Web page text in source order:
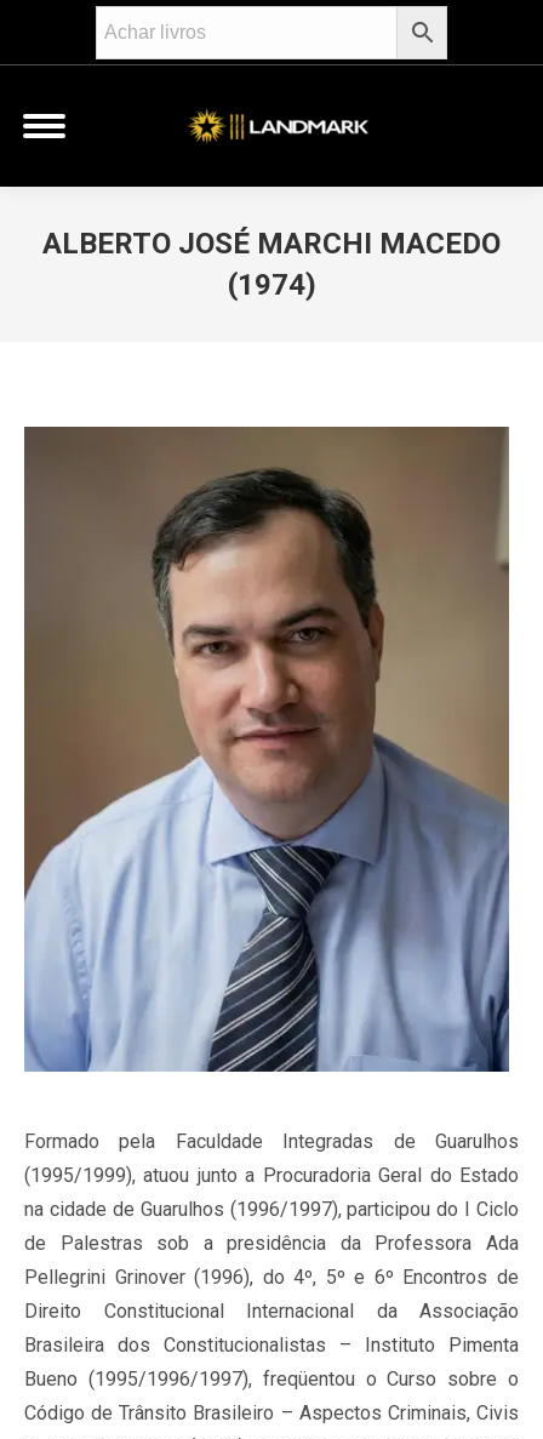
ALBERTO JOSÉ MARCHI MACEDO
(1974)
Formado pela Faculdade Integradas de Guarulhos
(1995/1999), atuou junto a Procuradoria Geral do Estado
na cidade de Guarulhos (1996/1997), participou do I Ciclo
de Palestras sob a presidência da Professora Ada
Pellegrini Grinover (1996), do 4º, 5º e 6º Encontros de
Direito Constitucional Internacional da Associação
Brasileira dos Constitucionalistas – Instituto Pimenta
Bueno (1995/1996/1997), freqüentou o Curso sobre o
Código de Trânsito Brasileiro – Aspectos Criminais, Civis